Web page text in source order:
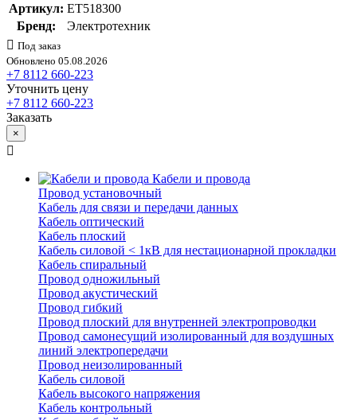
Артикул: ET518300
Бренд:
Электротехник
Под заказ
Обновлено 05.08.2026
+7 8112 660-223
Уточнить цену
+7 8112 660-223
Заказать
×
Кабели и провода
Провод установочный
Кабель для связи и передачи данных
Кабель оптический
Кабель плоский
Кабель силовой < 1кВ для нестационарной прокладки
Кабель спиральный
Провод одножильный
Провод акустический
Провод гибкий
Провод плоский для внутренней электропроводки
Провод самонесущий изолированный для воздушных
линий электропередачи
Провод неизолированный
Кабель силовой
Кабель высокого напряжения
Кабель контрольный